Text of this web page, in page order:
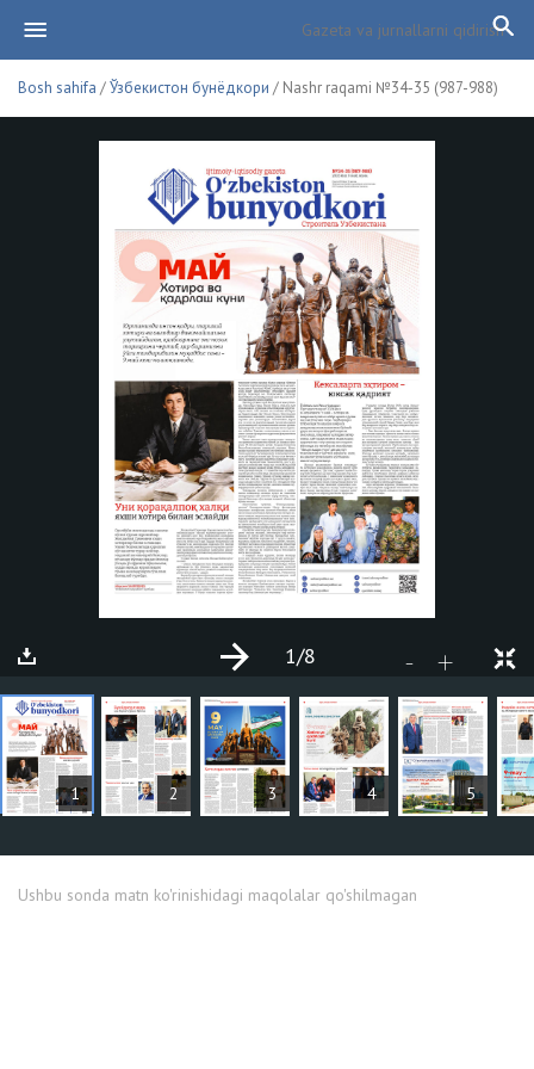
Bosh sahifa /Ўзбекистон бунёдкори / Nashr raqami №34-35 (987-988)
1 2 3 4 5
- +
1/8
MAQOLALAR
Ushbu sonda matn ko'rinishidagi maqolalar qo'shilmagan